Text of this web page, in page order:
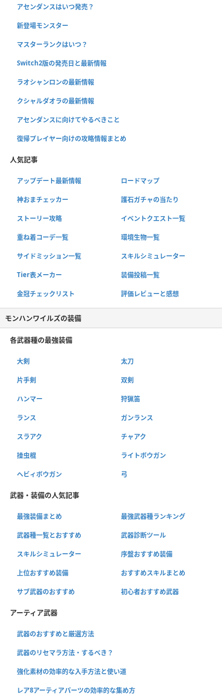
アセンダンスはいつ発売？
新登場モンスター
マスターランクはいつ？
Switch2版の発売日と最新情報
ラオシャンロンの最新情報
クシャルダオラの最新情報
アセンダンスに向けてやるべきこと
復帰プレイヤー向けの攻略情報まとめ
人気記事
アップデート最新情報 ロードマップ
神おまチェッカー 護石ガチャの当たり
ストーリー攻略 イベントクエスト一覧
重ね着コーデ一覧 環境生物一覧
サイドミッション一覧 スキルシミュレーター
Tier表メーカー 装備投稿一覧
金冠チェックリスト 評価レビューと感想
モンハンワイルズの装備
各武器種の最強装備
大剣 太刀
片手剣 双剣
ハンマー 狩猟笛
ランス ガンランス
スラアク チャアク
操虫棍 ライトボウガン
ヘビィボウガン 弓
武器・装備の人気記事
最強装備まとめ 最強武器種ランキング
武器種一覧とおすすめ 武器診断ツール
スキルシミュレーター 序盤おすすめ装備
上位おすすめ装備 おすすめスキルまとめ
サブ武器のおすすめ 初心者おすすめ武器
アーティア武器
武器のおすすめと厳選方法
武器のリセマラ方法・するべき？
強化素材の効率的な入手方法と使い道
レア8アーティアパーツの効率的な集め方